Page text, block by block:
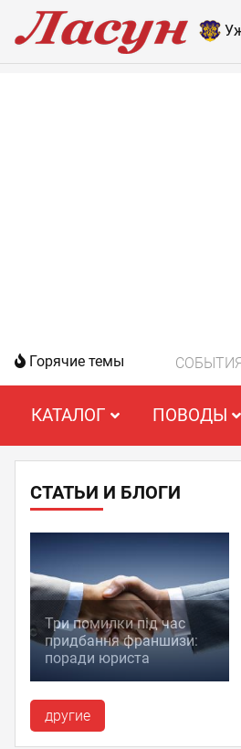
Горячие темы
КАТАЛОГ ПОВОДЫ
СТАТЬИ И БЛОГИ
Три помилки під час
придбання франшизи:
поради юриста
другие